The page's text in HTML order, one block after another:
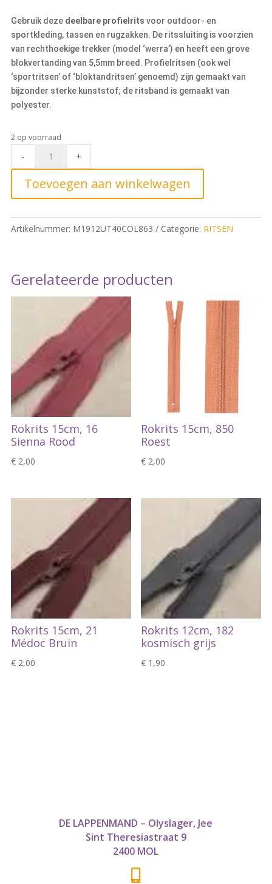
Gebruik deze deelbare profielrits voor outdoor- en
sportkleding, tassen en rugzakken. De ritssluiting is voorzien
van rechthoekige trekker (model ‘werra’) en heeft een grove
blokvertanding van 5,5mm breed. Profielritsen (ook wel
‘sportritsen’ of ‘bloktandritsen’ genoemd) zijn gemaakt van
bijzonder sterke kunststof; de ritsband is gemaakt van
polyester.
2 op voorraad
40cm,
quantity
- +
Toevoegen aan winkelwagen
Artikelnummer: M1912UT40COL863 Categorie: RITSEN
Gerelateerde producten
Rokrits 15cm, 16
Sienna Rood
€2,00
Rokrits 15cm, 850
Roest
€ 2,00
Rokrits 15cm, 21
Médoc Bruin
€2,00
Rokrits 12cm, 182
kosmisch grijs
€ 1,90
DE LAPPENMAND – Olyslager, Jee
Sint Theresiastraat 9
2400 MOL
